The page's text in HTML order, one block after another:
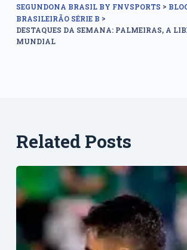
SEGUNDONA BRASIL BY FNVSPORTS >
BRASILEIRÃO SÉRIE B >
DESTAQUES DA SEMANA: PALMEIRAS, A
MUNDIAL
Related Posts